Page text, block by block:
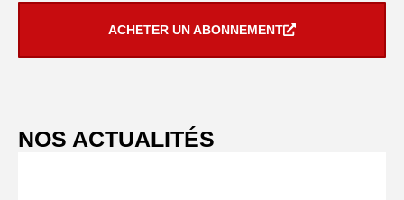
ACHETER UN ABONNEMENT
NOS ACTUALITÉS